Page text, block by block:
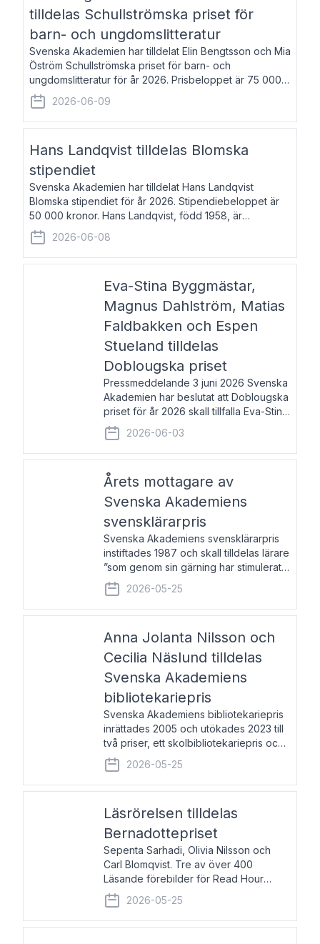
tilldelas Schullströmska priset för
barn- och ungdomslitteratur
Svenska Akademien har tilldelat Elin Bengtsson och Mia
Öström Schullströmska priset för barn- och
ungdomslitteratur för år 2026. Prisbeloppet är 75 000
kronor vardera. Elin Bengtsson, född 1987, är författare
och forskare i genusvetenskap.
2026-06-09
Hans Landqvist tilldelas Blomska
stipendiet
Svenska Akademien har tilldelat Hans Landqvist
Blomska stipendiet för år 2026. Stipendiebeloppet är
50 000 kronor. Hans Landqvist, född 1958, är
professor i svenska vid Göteborgs universitet. Han
disputerade år 2000 på avhandlingen Författn
2026-06-08
Eva-Stina Byggmästar,
Magnus Dahlström, Matias
Faldbakken och Espen
Stueland tilldelas
Doblougska priset
Pressmeddelande 3 juni 2026 Svenska
Akademien har beslutat att Doblougska
priset för år 2026 skall tillfalla Eva-Stina
Byggmästar, Magnus Dahlström, Matias
Faldbakken samt Espen Stueland.
Prisbeloppet är 200 000 svenska
2026-06-03
Årets mottagare av
Svenska Akademiens
svensklärarpris
Svenska Akademiens svensklärarpris
instiftades 1987 och skall tilldelas lärare
”som genom sin gärning har stimulerat
intresset hos unga människor för
svenska språket och litteraturen”.
Prisutdelning och samtal med
2026-05-25
Anna Jolanta Nilsson och
Cecilia Näslund tilldelas
Svenska Akademiens
bibliotekariepris
Svenska Akademiens bibliotekariepris
inrättades 2005 och utökades 2023 till
två priser, ett skolbibliotekariepris och
ett folkbibliotekariepris. Priserna skall
tilldelas bibliotekarier vid svenska folk-
och skolbibliotek som gjort värdefull
2026-05-25
Läsrörelsen tilldelas
Bernadottepriset
Sepenta Sarhadi, Olivia Nilsson och
Carl Blomqvist. Tre av över 400
Läsande förebilder för Read Hour
Sverige. Foto: Michael Wall. Den ideella
föreningen Läsrörelsen tilldelas
Bernadottepriset 2026 för att den
2026-05-25